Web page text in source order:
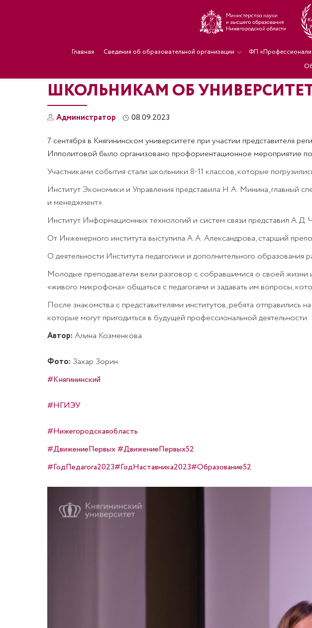
Главная Сведения об образовательной организации ФП
ШКОЛЬНИКАМ ОБ
Администратор 08.09.2023
7 сентября в Княгининском университете при участии представителя
Ипполитовой было организовано профориентационное мероприятие
Участниками события стали школьники 8-11 классов, которые
Институт Экономики и Управления представила Н.А. Минина, главный
и менеджмент».
Институт Информационных технологий и систем связи представил А.Д.
От Инженерного института выступила А.А. Александрова, старший
О деятельности Института педагогики и дополнительного образования
Молодые преподаватели вели разговор с собравшимися о своей
«живого микрофона» общаться с педагогами и задавать им вопросы,
После знакомства с представителями институтов, ребята
которые могут пригодиться в будущей профессиональной деятельности.
Автор: Алина Козменкова
Фото: Захар Зорин
#Княгининский
#НГИЭУ
#Нижегородскаяобласть
#ДвижениеПервых #ДвижениеПервых52
#ГодПедагога2023#ГодНаставника2023#Образование52